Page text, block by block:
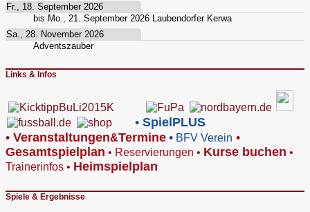
Fr., 18. September 2026
bis Mo., 21. September 2026
Laubendorfer Kerwa
Sa., 28. November 2026
Adventszauber
Links & Infos
• SpielPLUS
• Veranstaltungen&Termine • BFV Verein •
Gesamtspielplan • Reservierungen • Kurse buchen •
Trainerinfos • Heimspielplan
Spiele & Ergebnisse